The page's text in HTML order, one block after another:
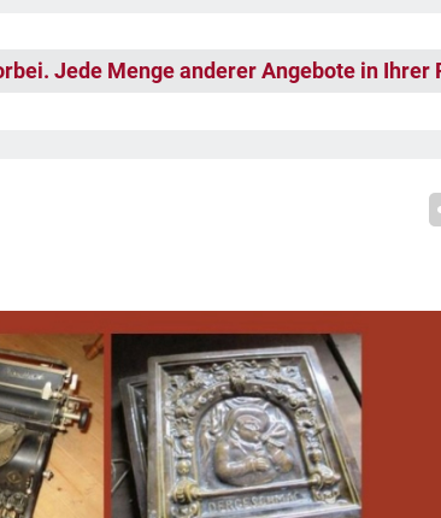
Jede Menge anderer Angebote in Ihrer